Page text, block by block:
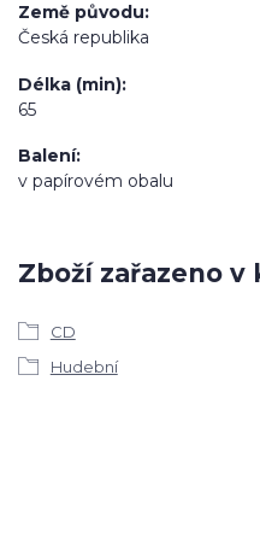
Země původu
Česká republika
Délka (min)
65
Balení
v papírovém obalu
Zboží zařazeno
CD
Hudební